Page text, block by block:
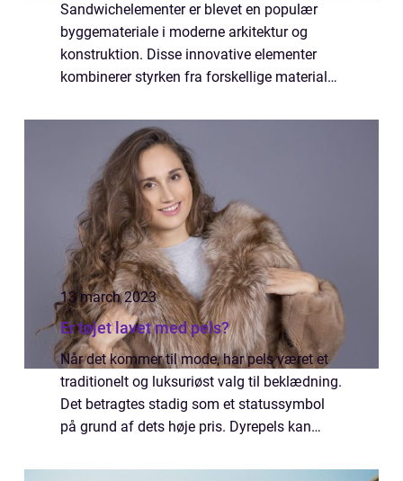
Sandwichelementer er blevet en populær
byggemateriale i moderne arkitektur og
konstruktion. Disse innovative elementer
kombinerer styrken fra forskellige materialer
resulterer i en række fordele ...
13 march 2023
Er tøjet lavet med pels?
Når det kommer til mode, har pels været et
traditionelt og luksuriøst valg til beklædning.
Det betragtes stadig som et statussymbol
på grund af dets høje pris. Dyrepels kan
fremstille hele tøjet eller til at dek...